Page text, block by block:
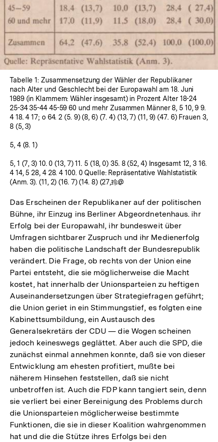
Tabelle 1: Zusammensetzung der Wähler der Republikaner
nach Alter und Geschlecht bei der Europawahl am 18. Juni
1989 (in Klammem: Wähler insgesamt) in Prozent Alter 18-24
25-34 35-44 45-59 60 und mehr Zusammen Männer 8, 5 10, 9 9.
4 18. 4 17; o 64. 2 (5. 9) (8, 6) (7. 4) (13, 7) (11, 9) (47. 6) Frauen 3,
8 (5, 3)
5, 4 (8. 1)
5, 1 (7, 3) 10. 0 (13, 7) 11. 5 (18, 0) 35. 8 (52, 4) Insgesamt 12, 3 16.
4 14, 5 28, 4 28. 4 100. 0 Quelle: Repräsentative Wahlstatistik
(Anm. 3). (11, 2) (16. 7) (14. 8) (27,玲@
Das Erscheinen der Republikaner auf der politischen
Bühne, ihr Einzug ins Berliner Abgeordnetenhaus. ihr
Erfolg bei der Europawahl, ihr bundesweit über
Umfragen sichtbarer Zuspruch und ihr Medienerfolg
haben die politische Landschaft der Bundesrepublik
verändert. Die Frage, ob rechts von der Union eine
Partei entsteht, die sie möglicherweise die Macht
kostet, hat innerhalb der Unionsparteien zu heftigen
Auseinandersetzungen über Strategiefragen geführt;
die Union geriet in ein Stimmungstief, es folgten eine
Kabinettsumbildung, ein Austausch des
Generalsekretärs der CDU — die Wogen scheinen
jedoch keineswegs geglättet. Aber auch die SPD, die
zunächst einmal annehmen konnte, daß sie von dieser
Entwicklung am ehesten profitiert, mußte bei
näherem Hinsehen feststellen, daß sie nicht
unbetroffen ist. Auch die FDP kann tangiert sein, denn
sie verliert bei einer Bereinigung des Problems durch
die Unionsparteien möglicherweise bestimmte
Funktionen, die sie in dieser Koalition wahrgenommen
hat und die die Stütze ihres Erfolgs bei den